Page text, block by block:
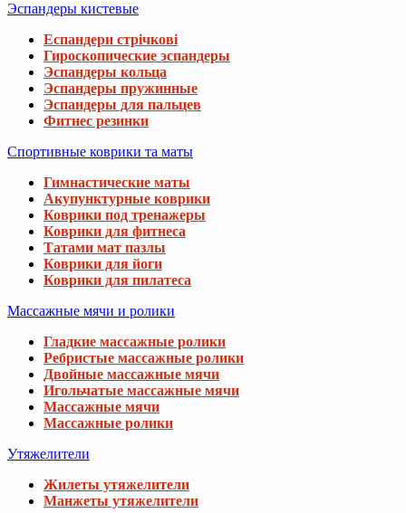
Эспандеры кистевые
Еспандери стрічкові
Гироскопические эспандеры
Эспандеры кольца
Эспандеры пружинные
Эспандеры для пальцев
Фитнес резинки
Спортивные коврики та маты
Гимнастические маты
Акупунктурные коврики
Коврики под тренажеры
Коврики для фитнеса
Татами мат пазлы
Коврики для йоги
Коврики для пилатеса
Массажные мячи и ролики
Гладкие массажные ролики
Ребристые массажные ролики
Двойные массажные мячи
Игольчатые массажные мячи
Массажные мячи
Массажные ролики
Утяжелители
Жилеты утяжелители
Манжеты утяжелители